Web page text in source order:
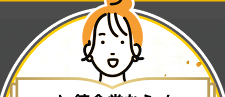
一覧に戻る